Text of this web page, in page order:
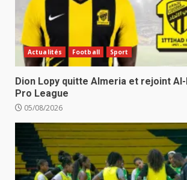
Actualités Football Sport
Dion Lopy quitte Almeria et rejoint
Pro League
05/08/2026